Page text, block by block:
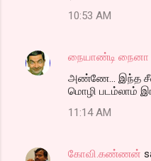
10:53 AM
நையாண்டி நைனா
அண்ணே... இந்த
மொழி படம்லாம்
11:14 AM
கோவி.கண்ணன்